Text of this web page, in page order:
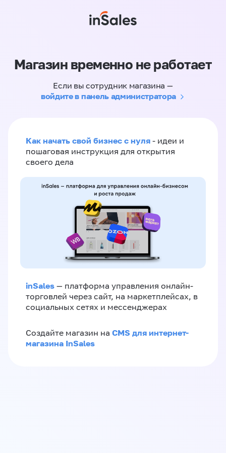
Магазин временно не работает
Если вы сотрудник магазина —
войдите в панель администратора
Как начать свой бизнес с нуля - идеи и
пошаговая инструкция для открытия
своего дела
inSales — платформа управления онлайн-
торговлей через сайт, на маркетплейсах, в
социальных сетях и мессенджерах
Создайте магазин на CMS для интернет-
магазина InSales